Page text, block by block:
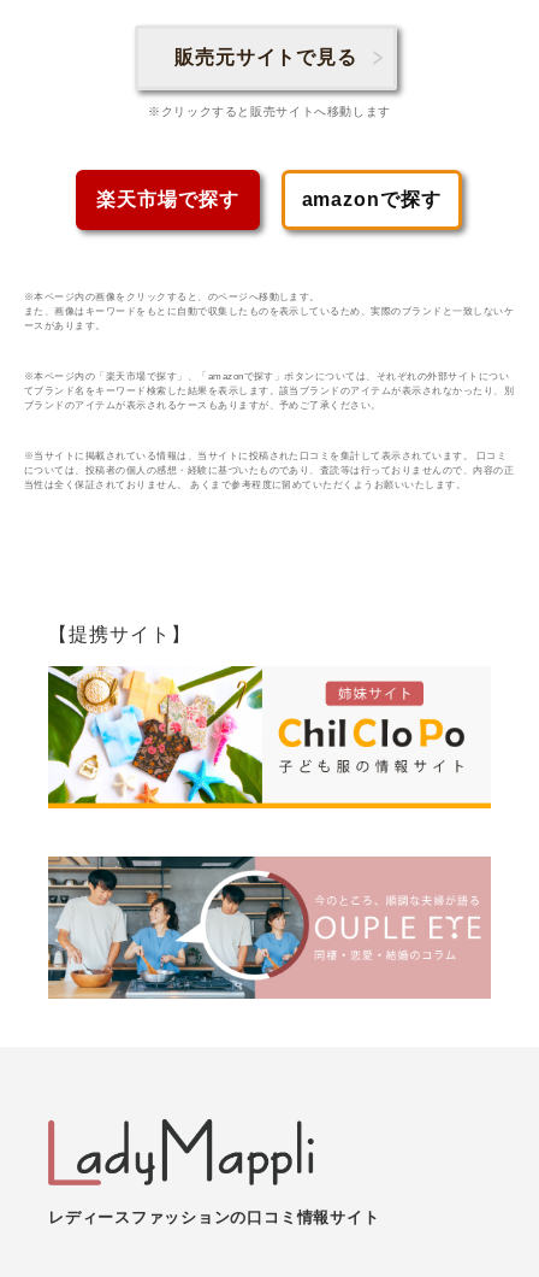
販売元サイトで見る
※クリックすると販売サイトへ移動します
楽天市場で探す amazonで探す
※本ページ内の画像をクリックすると、のページへ移動します。
また、画像はキーワードをもとに自動で収集したものを表示しているため、実際のブランドと一致しないケ
ースがあります。
※本ページ内の「楽天市場で探す」、「amazonで探す」ボタンについては、それぞれの外部サイトについ
てブランド名をキーワード検索した結果を表示します。該当ブランドのアイテムが表示されなかったり、別
ブランドのアイテムが表示されるケースもありますが、予めご了承ください。
※当サイトに掲載されている情報は、当サイトに投稿された口コミを集計して表示されています。 口コミ
については、投稿者の個人の感想・経験に基づいたものであり、査読等は行っておりませんので、内容の正
当性は全く保証されておりません。 あくまで参考程度に留めていただくようお願いいたします。
【提携サイト】
レディースファッションの口コミ情報サイト